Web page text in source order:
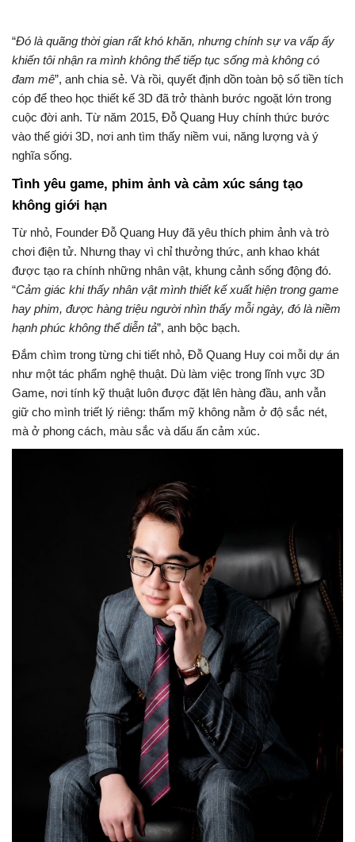
“Đó là quãng thời gian rất khó khăn, nhưng chính sự va vấp ấy
khiến tôi nhận ra mình không thể tiếp tục sống mà không có
đam mê”, anh chia sẻ. Và rồi, quyết định dồn toàn bộ số tiền tích
cóp để theo học thiết kế 3D đã trở thành bước ngoặt lớn trong
cuộc đời anh. Từ năm 2015, Đỗ Quang Huy chính thức bước
vào thế giới 3D, nơi anh tìm thấy niềm vui, năng lượng và ý
nghĩa sống.
Tình yêu game, phim ảnh và cảm xúc sáng tạo
không giới hạn
Từ nhỏ, Founder Đỗ Quang Huy đã yêu thích phim ảnh và trò
chơi điện tử. Nhưng thay vì chỉ thưởng thức, anh khao khát
được tạo ra chính những nhân vật, khung cảnh sống động đó.
“Cảm giác khi thấy nhân vật mình thiết kế xuất hiện trong game
hay phim, được hàng triệu người nhìn thấy mỗi ngày, đó là niềm
hạnh phúc không thể diễn tả”, anh bộc bạch.
Đắm chìm trong từng chi tiết nhỏ, Đỗ Quang Huy coi mỗi dự án
như một tác phẩm nghệ thuật. Dù làm việc trong lĩnh vực 3D
Game, nơi tính kỹ thuật luôn được đặt lên hàng đầu, anh vẫn
giữ cho mình triết lý riêng: thẩm mỹ không nằm ở độ sắc nét,
mà ở phong cách, màu sắc và dấu ấn cảm xúc.